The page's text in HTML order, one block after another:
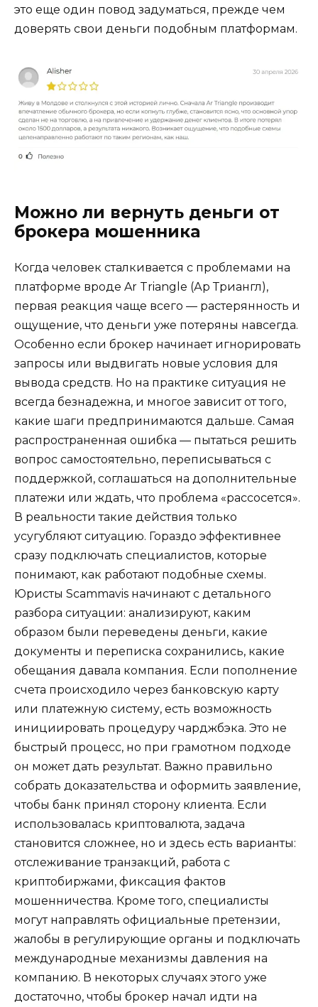
это еще один повод задуматься, прежде чем
доверять свои деньги подобным платформам.
Можно ли вернуть деньги от
брокера мошенника
Когда человек сталкивается с проблемами на
платформе вроде Ar Triangle (Ар Триангл),
первая реакция чаще всего — растерянность и
ощущение, что деньги уже потеряны навсегда.
Особенно если брокер начинает игнорировать
запросы или выдвигать новые условия для
вывода средств. Но на практике ситуация не
всегда безнадежна, и многое зависит от того,
какие шаги предпринимаются дальше. Самая
распространенная ошибка — пытаться решить
вопрос самостоятельно, переписываться с
поддержкой, соглашаться на дополнительные
платежи или ждать, что проблема «рассосется».
В реальности такие действия только
усугубляют ситуацию. Гораздо эффективнее
сразу подключать специалистов, которые
понимают, как работают подобные схемы.
Юристы Scammavis начинают с детального
разбора ситуации: анализируют, каким
образом были переведены деньги, какие
документы и переписка сохранились, какие
обещания давала компания. Если пополнение
счета происходило через банковскую карту
или платежную систему, есть возможность
инициировать процедуру чарджбэка. Это не
быстрый процесс, но при грамотном подходе
он может дать результат. Важно правильно
собрать доказательства и оформить заявление,
чтобы банк принял сторону клиента. Если
использовалась криптовалюта, задача
становится сложнее, но и здесь есть варианты:
отслеживание транзакций, работа с
криптобиржами, фиксация фактов
мошенничества. Кроме того, специалисты
могут направлять официальные претензии,
жалобы в регулирующие органы и подключать
международные механизмы давления на
компанию. В некоторых случаях этого уже
достаточно, чтобы брокер начал идти на